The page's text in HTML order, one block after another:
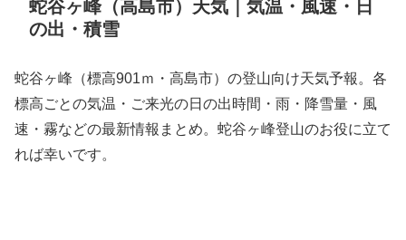
蛇谷ヶ峰（高島市）天気｜気温・風速・日
の出・積雪
蛇谷ヶ峰（標高901ｍ・高島市）の登山向け天気予報。各
標高ごとの気温・ご来光の日の出時間・雨・降雪量・風
速・霧などの最新情報まとめ。蛇谷ヶ峰登山のお役に立て
れば幸いです。